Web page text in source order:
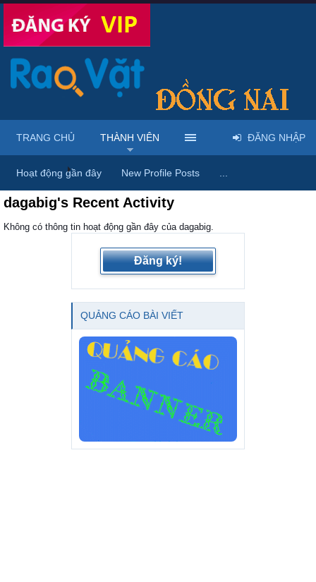
Trang chủ Thành viên
dagabig's Recent Activity
Không có thông tin hoạt động gần đây của dagabig.
Đăng ký!
QUẢNG CÁO BÀI VIẾT
TRANG CHỦ THÀNH VIÊN
Hoạt động gần đây New Profile Posts
ĐĂNG NHẬP